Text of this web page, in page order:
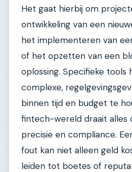
Het gaat hierbij om
ontwikkeling van een
het implementeren van
of het opzetten van een
oplossing. Specifieke tools
complexe,
binnen tijd en budget te
fintech-wereld draait alles
precisie en compliance.
fout kan niet alleen geld
leiden tot boetes of